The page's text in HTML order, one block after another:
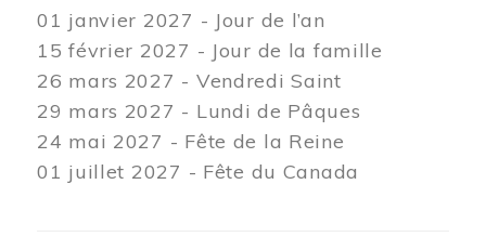
01 janvier 2027 - Jour de l’an
15 février 2027 - Jour de la famille
26 mars 2027 - Vendredi Saint
29 mars 2027 - Lundi de Pâques
24 mai 2027 - Fête de la Reine
01 juillet 2027 - Fête du Canada